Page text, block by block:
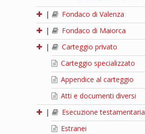
|
Fondaco di Valenza
|
Fondaco di Maiorca
|
Carteggio privato
Carteggio specializzato
Appendice al carteggio
Atti e documenti diversi
|
Esecuzione testamentaria
Estranei